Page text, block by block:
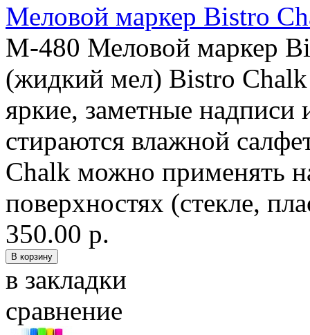
Меловой маркер Bistro
M-480 Меловой маркер
(жидкий мел) Bistro Chalk
яркие, заметные надписи
стираются влажной
Chalk можно применять
поверхностях (стекле,
350.00 р.
в закладки
сравнение